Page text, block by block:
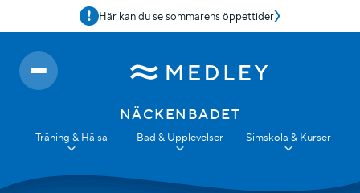
Här kan du se sommarens öppettider
NÄCKENBADET
Träning & Hälsa Bad & Upplevelser Simskola & Kurser